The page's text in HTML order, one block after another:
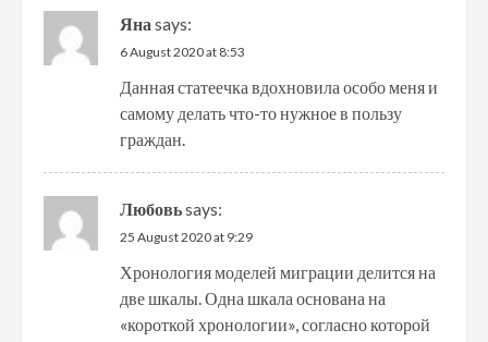
Яна says:
6 August 2020 at 8:53
Данная статеечка вдохновила особо меня и
самому делать что-то нужное в пользу
граждан.
Любовьsays:
25 August 2020 at 9:29
Хронология моделей миграции делится на
две шкалы. Одна шкала основана на
«короткой хронологии», согласно которой